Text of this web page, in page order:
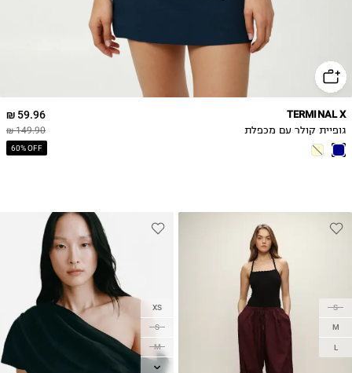
59.96 ₪
149.90 ₪
60% OFF
TERMINAL X
גופיית קולר עם מכפלת
S
M
L
XS
S
M
L